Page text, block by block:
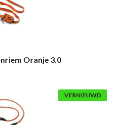
Oranje 3.0
VERNIEUWD